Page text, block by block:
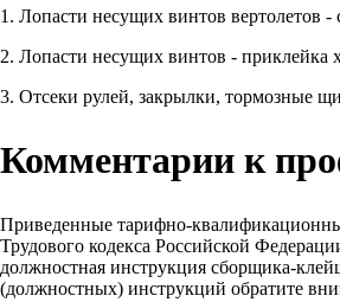
1. Лопасти несущих винтов вертолетов
2. Лопасти несущих винтов - приклейка
3. Отсеки рулей, закрылки, тормозные
Комментарии к
Приведенные тарифно-
Трудового кодекса Российской
должностная инструкция сборщика-
(должностных) инструкций обратите